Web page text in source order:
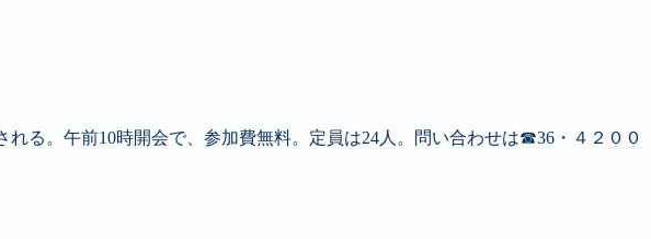
る。午前10時開会で、参加費無料。定員は24人。問い合わせは☎36・４２００